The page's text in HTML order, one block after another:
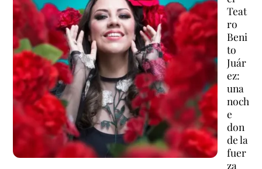
Teat
ro
Beni
to
Juár
ez:
una
noch
e
don
de la
fuer
za